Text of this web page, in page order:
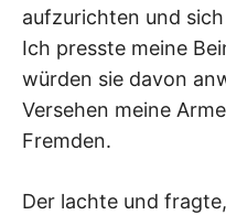
aufzurichten und
Ich presste meine
würden sie davon
Versehen meine
Fremden.
Der lachte und